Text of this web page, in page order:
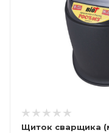
Щиток сварщика